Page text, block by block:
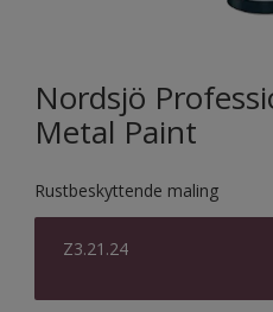
Nordsjö
Metal Paint
Rustbeskyttende maling
Z3.21.24